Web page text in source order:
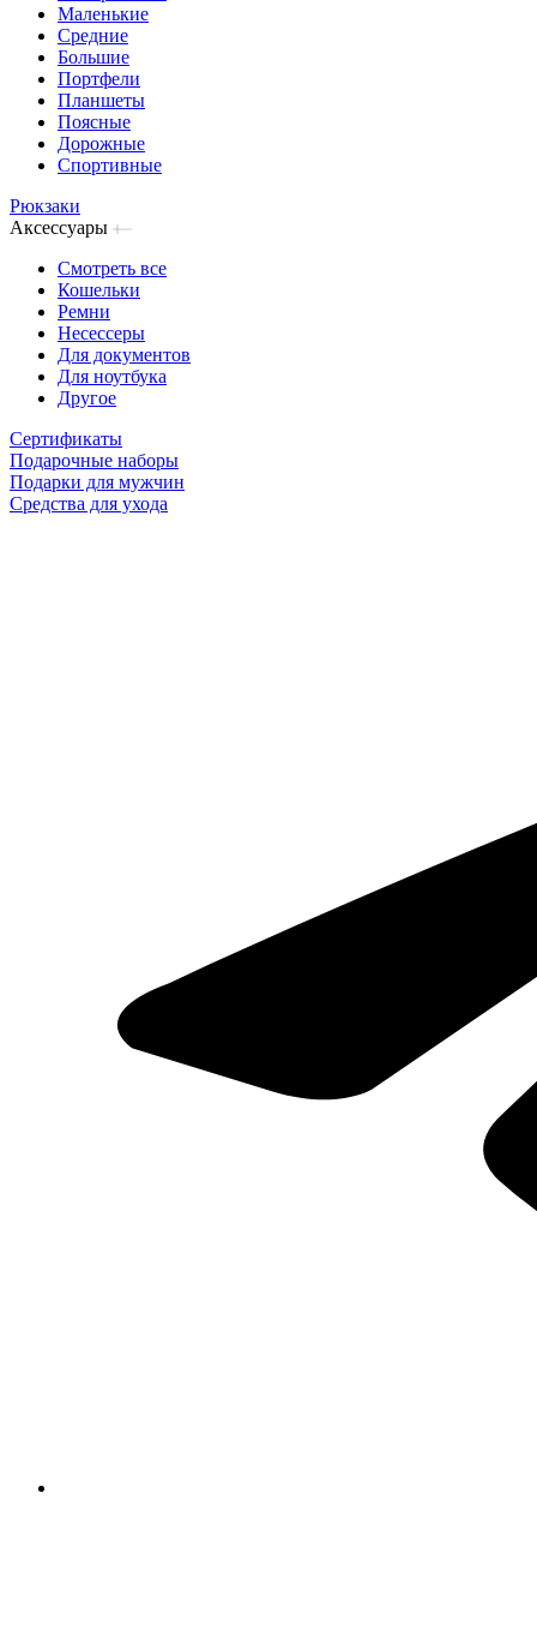
Маленькие
Средние
Большие
Портфели
Планшеты
Поясные
Дорожные
Спортивные
Рюкзаки
Аксессуары
Смотреть все
Кошельки
Ремни
Несессеры
Для документов
Для ноутбука
Другое
Сертификаты
Подарочные наборы
Подарки для мужчин
Средства для ухода